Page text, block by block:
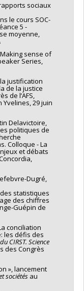
sociaux
le cours SOC-
5 -
moyenne,
.
sense of
Series,
justification
de la justice
de l’AFS,
29 juin
Delavictoire,
politiques de
Colloque - La
et débats
Dugré,
statistiques
des chiffres
Guépin de
conciliation
les défis des
CIRST. Science
des Congrès
», lancement
sociétés au